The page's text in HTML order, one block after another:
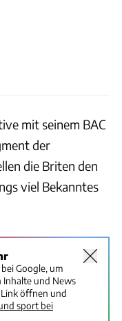
mit seinem BAC
der
die Briten den
viel Bekanntes
Google, um
und News
öffnen und
sport bei